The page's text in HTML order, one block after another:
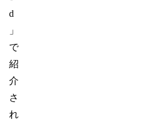
d
」
で
紹
介
さ
れ